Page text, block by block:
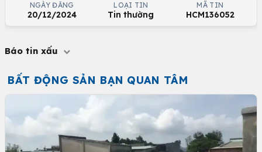
NGÀY ĐĂNG
20/12/2024
LOẠI TIN
Tin thường
MÃ TIN
HCM136052
Báo tin xấu
BẤT ĐỘNG SẢN BẠN QUAN TÂM